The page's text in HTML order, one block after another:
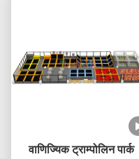
वाणिज्यिक ट्राम्पोलिन पार्क